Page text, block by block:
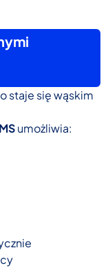
staje się wąskim
umożliwia: